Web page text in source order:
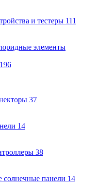
и тестеры 111
элементы
196
37
14
38
панели 14